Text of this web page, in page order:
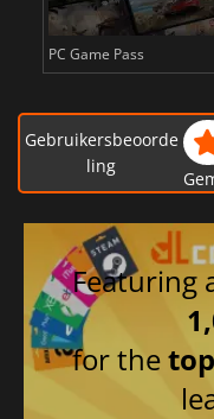
PC Game Pass
Gebruikersbeoorde
ling
Featuring
for the